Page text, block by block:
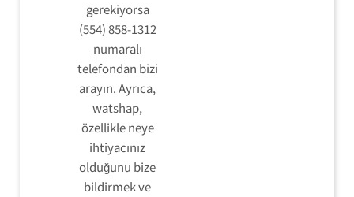
gerekiyorsa
(554) 858-1312
numaralı
telefondan bizi
arayın. Ayrıca,
watshap,
özellikle neye
ihtiyacınız
olduğunu bize
bildirmek ve